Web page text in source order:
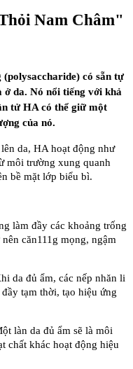
Nam Châm"
có sẵn tự
ở da. Nó nổi tiếng với khả
tử HA có thể giữ một
của nó.
da, HA hoạt động như
môi trường xung quanh
bề mặt lớp biểu bì.
làm đầy các khoảng trống
căn111g mọng, ngậm
da đủ ẩm, các nếp nhăn li
tạm thời, tạo hiệu ứng
làn da đủ ẩm sẽ là môi
chất khác hoạt động hiệu